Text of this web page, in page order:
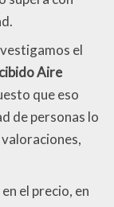
el
Aire
que eso
de personas lo
el precio, en